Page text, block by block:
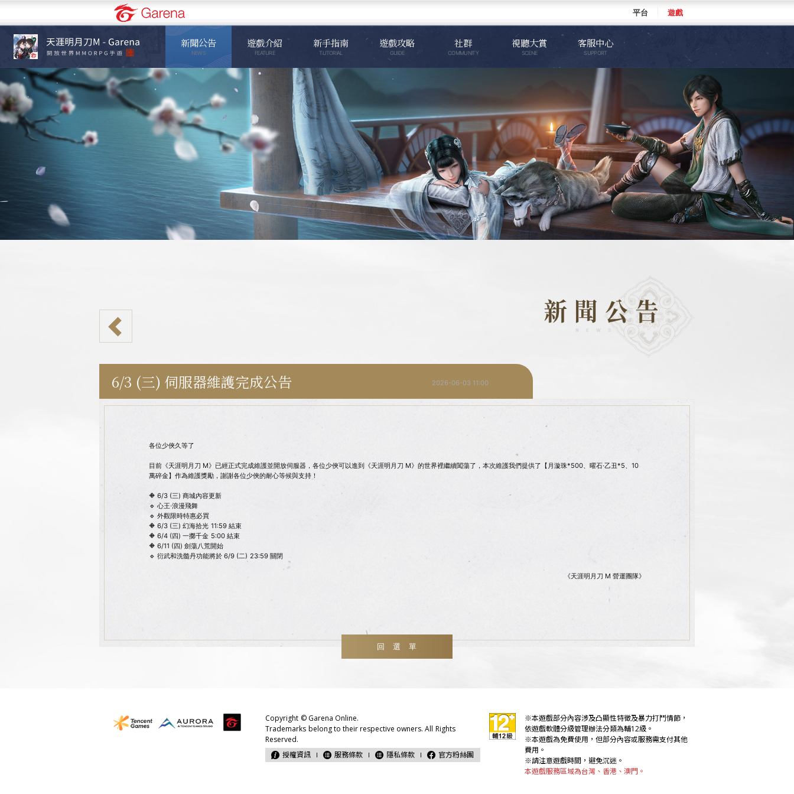
遊戲
平台
6/3 (三) 伺服器維護完成公告 2026-06-03 11:00
各位少俠久等了
目前《天涯明月刀 M》已經正式完成維護並開放伺服器，各位少俠可以進到《天涯明月刀 M》的世界裡繼續闖蕩了，本次維護我們提供了【月漩珠*500、曜石·乙丑*5、10
萬碎金】作為維護獎勵，謝謝各位少俠的耐心等候與支持！
🔶 6/3 (三) 商城內容更新
🔹 心王·浪漫飛舞
🔹 外觀限時特惠必買
🔶 6/3 (三) 幻海拾光 11:59 結束
🔶 6/4 (四) 一擲千金 5:00 結束
🔶 6/11 (四) 劍蕩八荒開始
🔹 衍武和洗髓丹功能將於 6/9 (二) 23:59 關閉
《天涯明月刀 M 營運團隊》
回選單
新聞公告
NEWS
遊戲介紹
FEATURE
新手指南
TUTORIAL
遊戲攻略
GUIDE
社群
COMMUNITY
視聽大賞
SCENE
客服中心
SUPPORT
授權資訊 服務條款 隱私條款
官方粉絲團
本遊戲服務區域為台灣、香港、澳門。